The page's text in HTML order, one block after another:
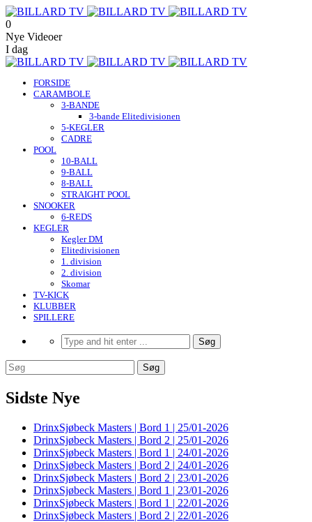
0
Nye Videoer
I dag
FORSIDE
CARAMBOLE
3-BANDE
3-bande Elitedivisionen
5-KEGLER
CADRE
POOL
10-BALL
9-BALL
8-BALL
STRAIGHT POOL
SNOOKER
6-REDS
KEGLER
Kegler DM
Elitedivisionen
1. division
2. division
Skomar
TV-KICK
KLUBBER
SPILLERE
Sidste Nye
DrinxSjøbeck Masters | Bord 1 | 25/01-2026
DrinxSjøbeck Masters | Bord 2 | 25/01-2026
DrinxSjøbeck Masters | Bord 1 | 24/01-2026
DrinxSjøbeck Masters | Bord 2 | 24/01-2026
DrinxSjøbeck Masters | Bord 2 | 23/01-2026
DrinxSjøbeck Masters | Bord 1 | 23/01-2026
DrinxSjøbeck Masters | Bord 1 | 22/01-2026
DrinxSjøbeck Masters | Bord 2 | 22/01-2026